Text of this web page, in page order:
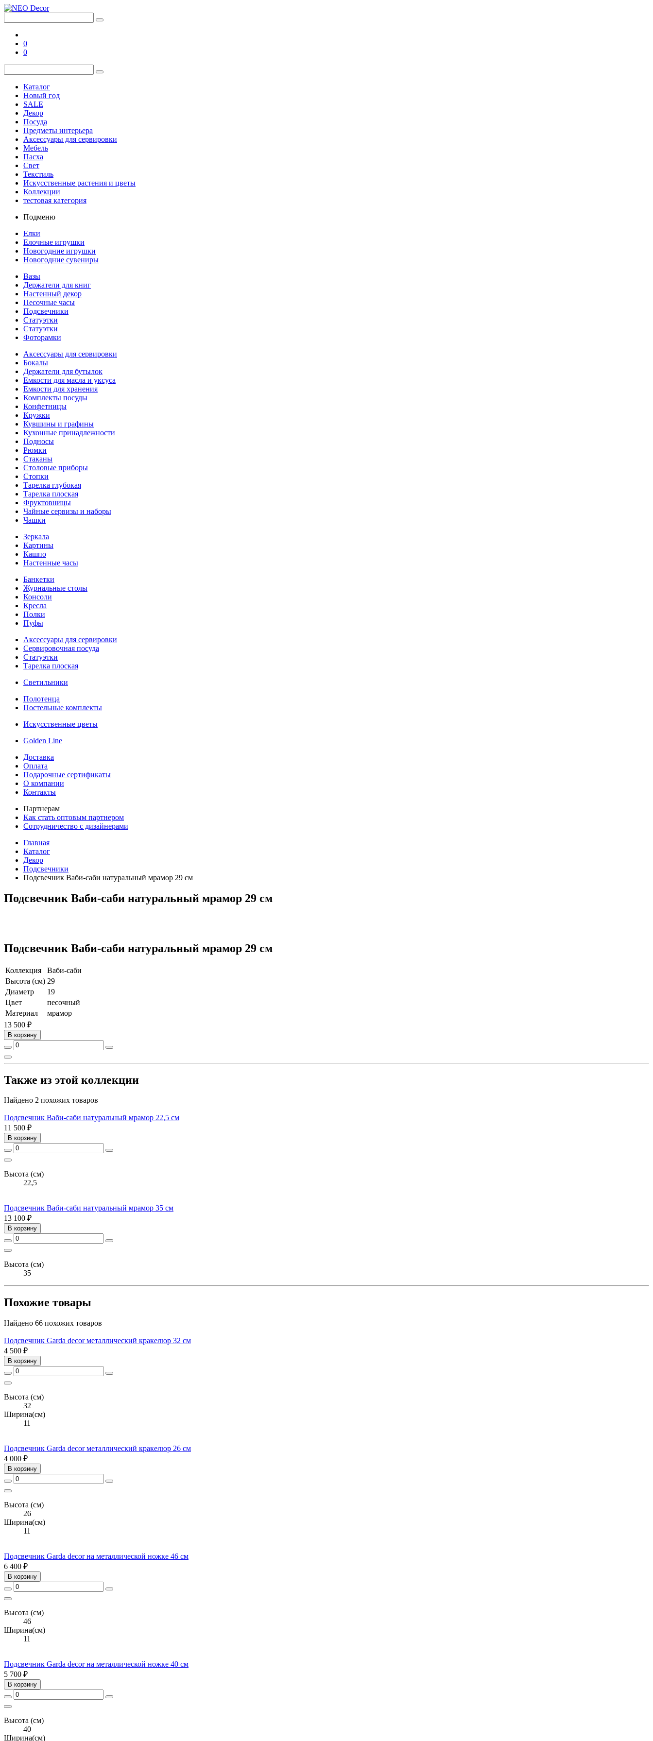
0
0
Каталог
Новый год
SALE
Декор
Посуда
Предметы интерьера
Аксессуары для сервировки
Мебель
Пасха
Свет
Текстиль
Искусственные растения и цветы
Коллекции
тестовая категория
Подменю
Елки
Елочные игрушки
Новогодние игрушки
Новогодние сувениры
Вазы
Держатели для книг
Настенный декор
Песочные часы
Подсвечники
Статуэтки
Статуэтки
Фоторамки
Аксессуары для сервировки
Бокалы
Держатели для бутылок
Емкости для масла и уксуса
Емкости для хранения
Комплекты посуды
Конфетницы
Кружки
Кувшины и графины
Кухонные принадлежности
Подносы
Рюмки
Стаканы
Столовые приборы
Стопки
Тарелка глубокая
Тарелка плоская
Фруктовницы
Чайные сервизы и наборы
Чашки
Зеркала
Картины
Кашпо
Настенные часы
Банкетки
Журнальные столы
Консоли
Кресла
Полки
Пуфы
Аксессуары для сервировки
Сервировочная посуда
Статуэтки
Тарелка плоская
Светильники
Полотенца
Постельные комплекты
Искусственные цветы
Golden Line
Доставка
Оплата
Подарочные сертификаты
О компании
Контакты
Партнерам
Как стать оптовым партнером
Сотрудничество с дизайнерами
Главная
Каталог
Декор
Подсвечники
Подсвечник Ваби-саби натуральный мрамор 29 см
Подсвечник Ваби-саби натуральный мрамор 29 см
Подсвечник Ваби-саби натуральный мрамор 29 см
Коллекция
Ваби-саби
Высота (см) 29
Диаметр
19
Цвет
песочный
Материал
мрамор
13 500 ₽
В корзину
Также из этой коллекции
Найдено 2 похожих товаров
Подсвечник Ваби-саби натуральный мрамор 22,5 см
11 500 ₽
В корзину
Высота (см)
22,5
Подсвечник Ваби-саби натуральный мрамор 35 см
13 100 ₽
В корзину
Высота (см)
35
Похожие товары
Найдено 66 похожих товаров
Подсвечник Garda decor металлический кракелюр 32 см
4 500 ₽
В корзину
Высота (см)
32
Ширина(см)
11
Подсвечник Garda decor металлический кракелюр 26 см
4 000 ₽
В корзину
Высота (см)
26
Ширина(см)
11
Подсвечник Garda decor на металлической ножке 46 см
6 400 ₽
В корзину
Высота (см)
46
Ширина(см)
11
Подсвечник Garda decor на металлической ножке 40 см
5 700 ₽
В корзину
Высота (см)
40
Ширина(см)